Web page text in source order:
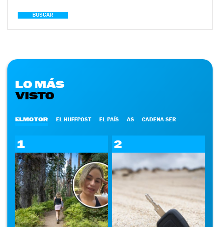
BUSCAR
LO MÁS
VISTO
ELMOTOR EL HUFFPOST EL PAÍS AS CADENA SER
1 2